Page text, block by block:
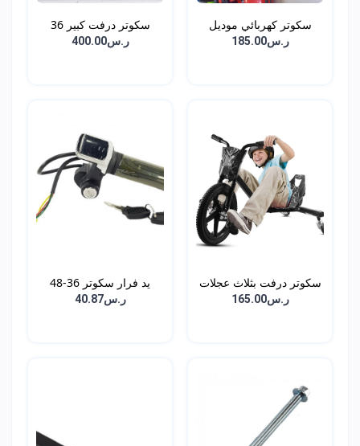
سكوتر كهربائي موديل
جد...ر.س185.00
سكوتر درفت كبير 36
فول...ر.س400.00
سكوتر درفت بثلاث عجلات
ر.س165.00
يد فرار سكوتر 36-48
فول...ر.س40.87